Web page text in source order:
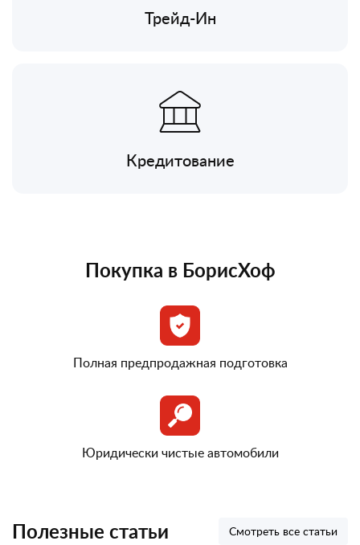
Трейд-Ин
Кредитование
Покупка в БорисХоф
Полная предпродажная подготовка
Юридически чистые автомобили
Полезные статьи Смотреть все статьи